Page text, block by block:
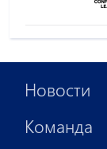
Новости
Команда